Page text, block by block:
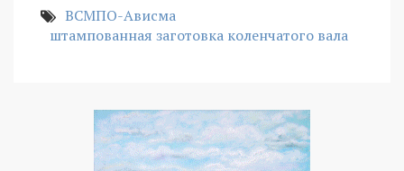
ВСМПО-Ависма
штампованная заготовка коленчатого вала